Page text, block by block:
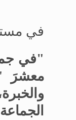
في
"في
معشرَ